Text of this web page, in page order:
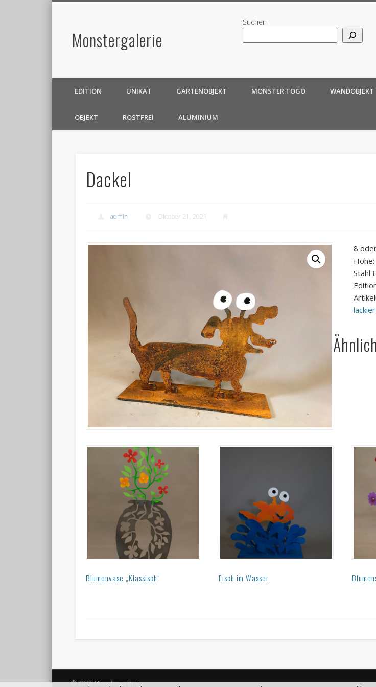
Monstergalerie
Suchen
EDITION UNIKAT GARTENOBJEKT MONSTER TOGO WANDOBJEKT
OBJEKT ROSTFREI ALUMINIUM
Dackel
admin Oktober 21, 2021
8
Stahl
Blumenvase „Klassisch“ Fisch im Wasser
© 2026 Monstergalerie